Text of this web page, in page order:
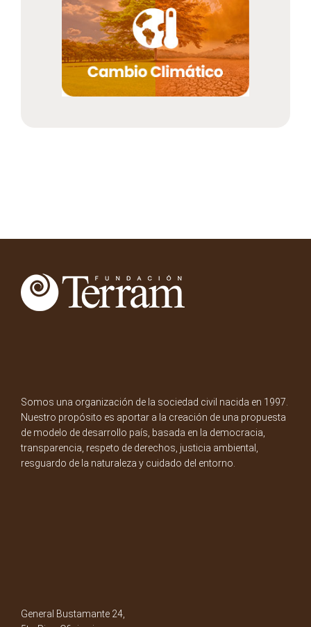
Somos una organización de la sociedad civil nacida en 1997.
Nuestro propósito es aportar a la creación de una propuesta
de modelo de desarrollo país, basada en la democracia,
transparencia, respeto de derechos, justicia ambiental,
resguardo de la naturaleza y cuidado del entorno.
General Bustamante 24,